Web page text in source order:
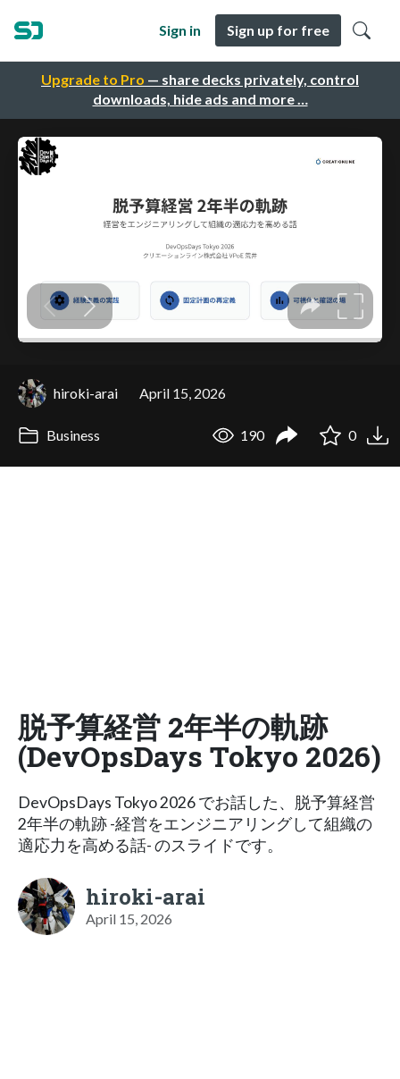
Upgrade to Pro — share decks privately, control
downloads, hide ads and more …
Sign in Sign up for free
hiroki-arai April 15, 2026
Business 190 0
脱予算経営 2年半の軌跡
(DevOpsDays Tokyo 2026)
DevOpsDays Tokyo 2026 でお話した、脱予算経営
2年半の軌跡 -経営をエンジニアリングして組織の
適応力を高める話- のスライドです。
hiroki-arai
April 15, 2026